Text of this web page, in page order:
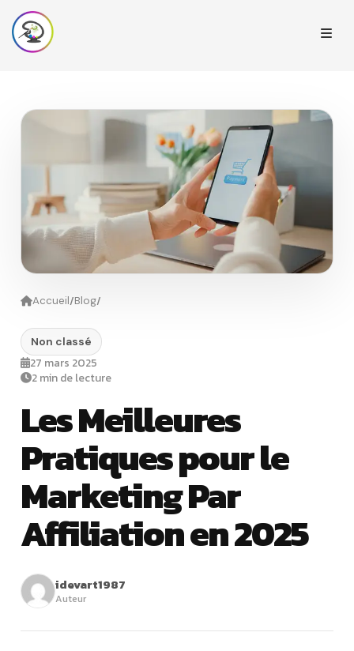
Accueil/Blog/
Non classé
27 mars 2025
2 min de lecture
Les Meilleures
Pratiques pour le
Marketing Par
Affiliation en 2025
idevart1987
Auteur